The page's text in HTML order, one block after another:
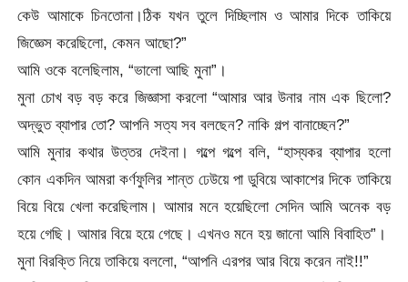
কেউ আমাকে চিনতোনা।ঠিক যখন তুলে দিচ্ছিলাম ও আমার দিকে তাকিয়ে
জিজ্ঞেস করেছিলো, কেমন আছো?”
আমি ওকে বলেছিলাম, “ভালো আছি মুনা”।
মুনা চোখ বড় বড় করে জিজ্ঞাসা করলো “আমার আর উনার নাম এক ছিলো?
অদ্ভুত ব্যাপার তো? আপনি সত্য সব বলছেন? নাকি গল্প বানাচ্ছেন?”
আমি মুনার কথার উত্তর দেইনা। গল্পে গল্পে বলি, “হাস্যকর ব্যাপার হলো
কোন একদিন আমরা কর্ণফুলির শান্ত ঢেউয়ে পা ডুবিয়ে আকাশের দিকে তাকিয়ে
বিয়ে বিয়ে খেলা করেছিলাম। আমার মনে হয়েছিলো সেদিন আমি অনেক বড়
হয়ে গেছি। আমার বিয়ে হয়ে গেছে। এখনও মনে হয় জানো আমি বিবাহিত”।
মুনা বিরক্তি নিয়ে তাকিয়ে বললো, “আপনি এরপর আর বিয়ে করেন নাই!!”